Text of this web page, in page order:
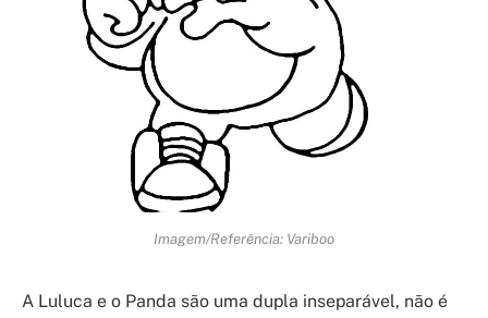
Imagem/Referência: Variboo
A Luluca e o Panda são uma dupla inseparável, não é